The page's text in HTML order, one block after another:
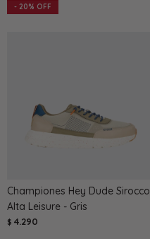
20
Championes Hey Dude Sirocco
Alta Leisure - Gris
$ 4.290